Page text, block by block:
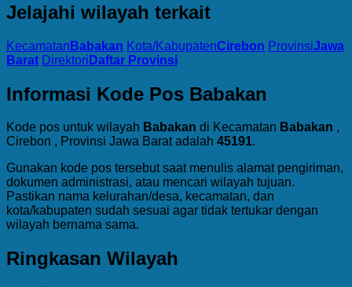
Jelajahi wilayah terkait
Kecamatan Babakan Kota/KabupatenCirebon ProvinsiJawa
Barat Direktori Daftar Provinsi
Informasi Kode Pos Babakan
Kode pos untuk wilayah Babakan di Kecamatan Babakan ,
Cirebon , Provinsi Jawa Barat adalah 45191.
Gunakan kode pos tersebut saat menulis alamat pengiriman,
dokumen administrasi, atau mencari wilayah tujuan.
Pastikan nama kelurahan/desa, kecamatan, dan
kota/kabupaten sudah sesuai agar tidak tertukar dengan
wilayah bernama sama.
Ringkasan Wilayah